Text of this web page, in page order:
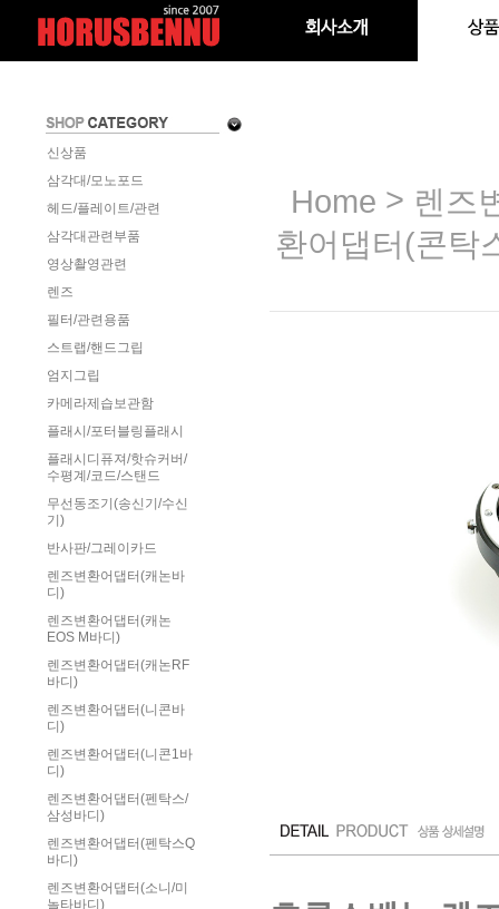
신상품
삼각대/모노포드
헤드/플레이트/관련
삼각대관련부품
영상촬영관련
렌즈
필터/관련용품
스트랩/핸드그립
엄지그립
카메라제습보관함
플래시/포터블링플래시
플래시디퓨져/핫슈커버/
수평계/코드/스탠드
무선동조기(송신기/수신
기)
반사판/그레이카드
렌즈변환어댑터(캐논바
디)
렌즈변환어댑터(캐논
EOS M바디)
렌즈변환어댑터(캐논RF
바디)
렌즈변환어댑터(니콘바
디)
렌즈변환어댑터(니콘1바
디)
렌즈변환어댑터(펜탁스/
삼성바디)
렌즈변환어댑터(펜탁스Q
바디)
렌즈변환어댑터(소니/미
놀타바디)
Home > 렌즈
환어댑터(콘탁